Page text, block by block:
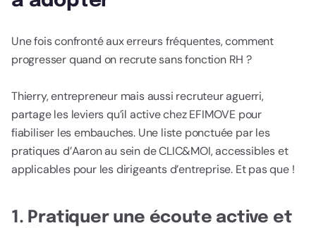
Une fois confronté aux erreurs fréquentes, comment
progresser quand on recrute sans fonction RH ?
Thierry, entrepreneur mais aussi recruteur aguerri,
partage les leviers qu’il active chez EFIMOVE pour
fiabiliser les embauches. Une liste ponctuée par les
pratiques d’Aaron au sein de CLIC&MOI, accessibles et
applicables pour les dirigeants d’entreprise. Et pas que !
1. Pratiquer une écoute active et